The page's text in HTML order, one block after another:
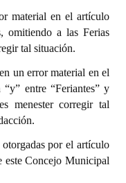
material en el artículo
omitiendo a las Ferias
tal situación.
un error material en el
entre “Feriantes” y
menester corregir tal
por el artículo
este Concejo Municipal